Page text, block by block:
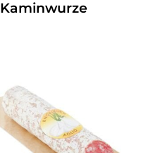
Kaminwurze